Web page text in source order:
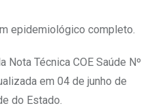
epidemiológico completo.
Técnica COE Saúde Nº
em 04 de junho de
do Estado.